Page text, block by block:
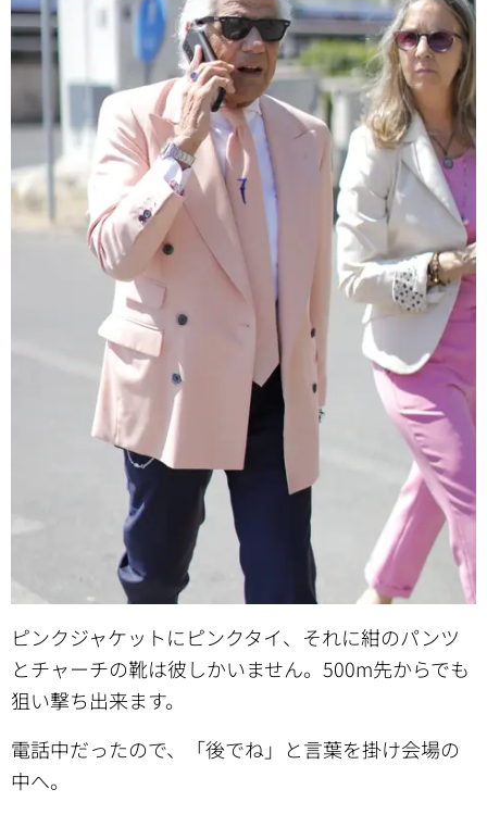
ピンクジャケットにピンクタイ、それに紺のパンツ
とチャーチの靴は彼しかいません。500m先からでも
狙い撃ち出来ます。
電話中だったので、「後でね」と言葉を掛け会場の
中へ。